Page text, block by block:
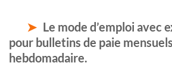
Le mode d’emploi avec
pour bulletins de paie
hebdomadaire.